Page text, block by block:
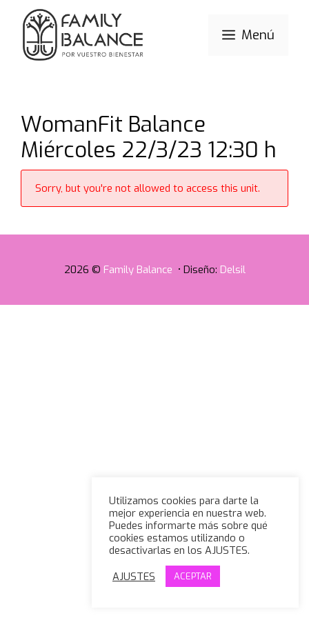
Saltar
contenido
Menú
WomanFit Balance
Miércoles 22/3/23 12:30 h
Sorry, but you're not allowed to access this unit.
2026 © Family Balance • Diseño: Delsil
Utilizamos cookies para darte la
mejor experiencia en nuestra web.
Puedes informarte más sobre qué
cookies estamos utilizando o
desactivarlas en los AJUSTES.
AJUSTES
ACEPTAR